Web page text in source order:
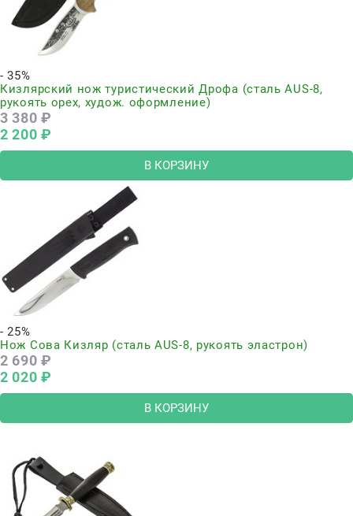
- 35%
Кизлярский нож туристический Дрофа (сталь AUS-8,
рукоять орех, худож. оформление)
3 380 ₽
2 200 ₽
В КОРЗИНУ
- 25%
Нож Сова Кизляр (сталь AUS-8, рукоять эластрон)
2 690 ₽
2 020 ₽
В КОРЗИНУ